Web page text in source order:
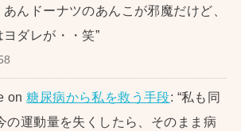
んドーナツのあんこが邪魔だけど、
ヨダレが・・笑”
on糖尿病から私を救う手段: “私も同
の運動量を失くしたら、そのまま病